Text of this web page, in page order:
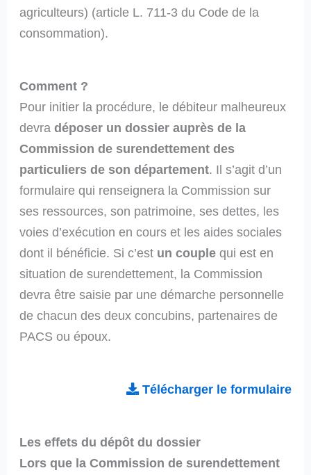
agriculteurs) (article L. 711-3 du Code de la
consommation).
Comment ?
Pour initier la procédure, le débiteur malheureux
devradéposer un dossier auprès de la
Commission de surendettement des
particuliers de son département. Il s’agit d’un
formulaire qui renseignera la Commission sur
ses ressources, son patrimoine, ses dettes, les
voies d’exécution en cours et les aides sociales
dont il bénéficie. Si c’est un couple qui est en
situation de surendettement, la Commission
devra être saisie par une démarche personnelle
de chacun des deux concubins, partenaires de
PACS ou époux.
Télécharger le formulaire
Les effets du dépôt du dossier
Lors que la Commission de surendettement